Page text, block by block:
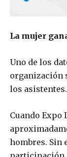
La mujer
Uno de los
organización
los asistentes.
Cuando Expo
hombres. Sin